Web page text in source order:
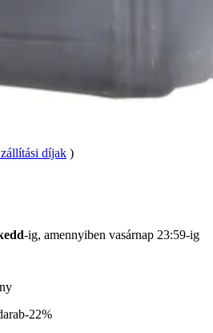
díjak )
-ig, amennyiben vasárnap 23:59-ig
-22%